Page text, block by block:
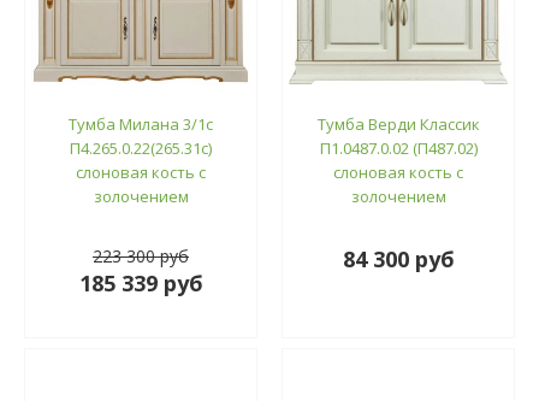
Тумба Милана 3/1с
П4.265.0.22(265.31с)
слоновая кость с
золочением
223 300 руб
185 339 руб
Тумба Верди Классик
П1.0487.0.02 (П487.02)
слоновая кость с
золочением
84 300 руб